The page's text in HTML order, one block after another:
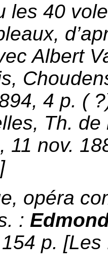
les 40
Albert
4 p. (
Th. de
11 nov.
opéra
:
p.